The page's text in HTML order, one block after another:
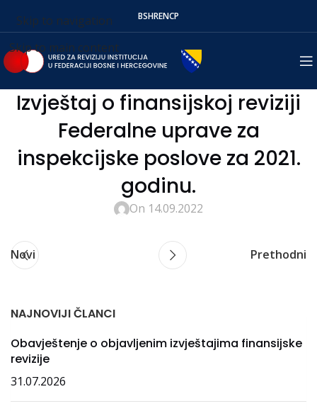
Skip to navigation
Skip to main content
BSHRENСР
Izvještaj o finansijskoj reviziji
Federalne uprave za
inspekcijske poslove za 2021.
godinu.
On 14.09.2022
Novi Prethodni
NAJNOVIJI ČLANCI
Obavještenje o objavljenim izvještajima finansijske
revizije
31.07.2026